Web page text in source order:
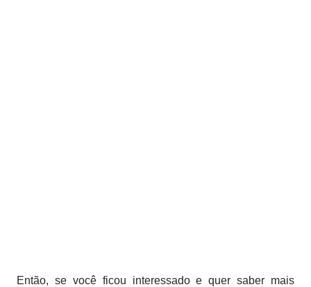
Então, se você ficou interessado e quer saber mais